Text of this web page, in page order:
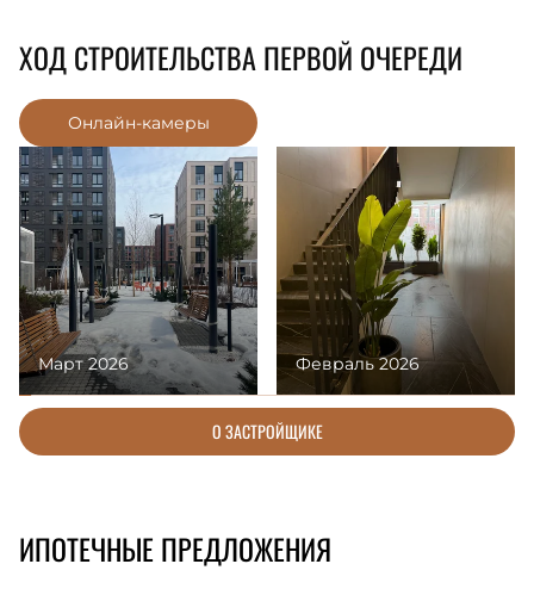
ХОД СТРОИТЕЛЬСТВА ПЕРВОЙ ОЧЕРЕДИ
Онлайн-камеры
Март 2026 Февраль 2026
О ЗАСТРОЙЩИКЕ
ИПОТЕЧНЫЕ ПРЕДЛОЖЕНИЯ